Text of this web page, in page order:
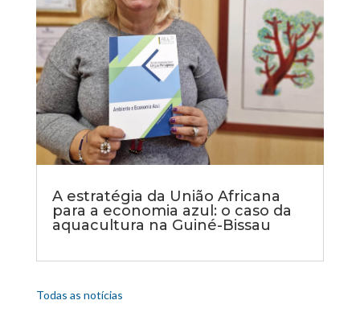
A estratégia da União Africana
para a economia azul: o caso da
aquacultura na Guiné-Bissau
Todas as notícias